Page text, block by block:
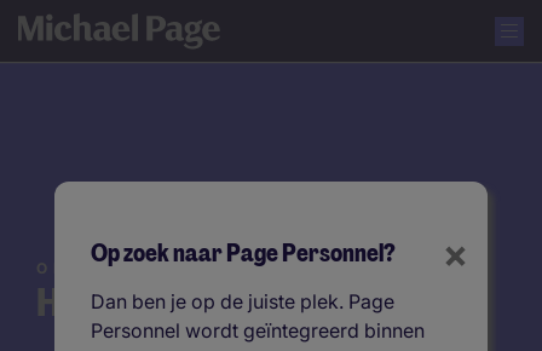
×
Op zoek naar Page Personnel?
Dan ben je op de juiste plek. Page
Personnel wordt geïntegreerd binnen
Human Resources
ONZE EXPERTISE